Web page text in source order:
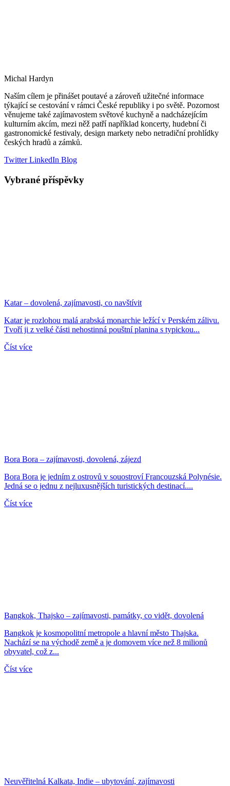
Michal Hardyn
Naším cílem je přinášet poutavé a zároveň užitečné informace
týkající se cestování v rámci České republiky i po světě. Pozornost
věnujeme také zajímavostem světové kuchyně a nadcházejícím
kulturním akcím, mezi něž patří například koncerty, hudební či
gastronomické festivaly, design markety nebo netradiční prohlídky
českých hradů a zámků.
TwitterLinkedIn Blog
Vybrané příspěvky
Katar – dovolená, zajímavosti, co navštívit
Katar je rozlohou malá arabská monarchie ležící v Perském zálivu.
Tvoří ji z velké části nehostinná pouštní planina s typickou...
Číst více
Bora Bora – zajímavosti, dovolená, zájezd
Bora Bora je jedním z ostrovů v souostroví Francouzská Polynésie.
Jedná se o jednu z nejluxusnějších turistických destinací....
Číst více
Bangkok, Thajsko – zajímavosti, památky, co vidět, dovolená
Bangkok je kosmopolitní metropole a hlavní město Thajska.
Nachází se na východě země a je domovem více než 8 milionů
obyvatel, což z...
Číst více
Neuvěřitelná Kalkata, Indie – ubytování, zajímavosti